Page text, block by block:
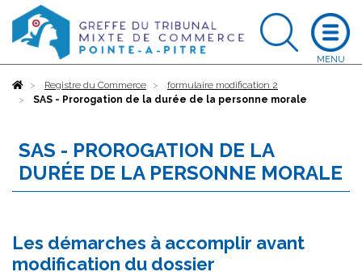
AccueilRegistre du Commerce
formulaire modification 2
SAS - Prorogation de la durée de la personne morale
SAS - PROROGATION DE LA
DURÉE DE LA PERSONNE MORALE
Les démarches à accomplir avant
modification du dossier